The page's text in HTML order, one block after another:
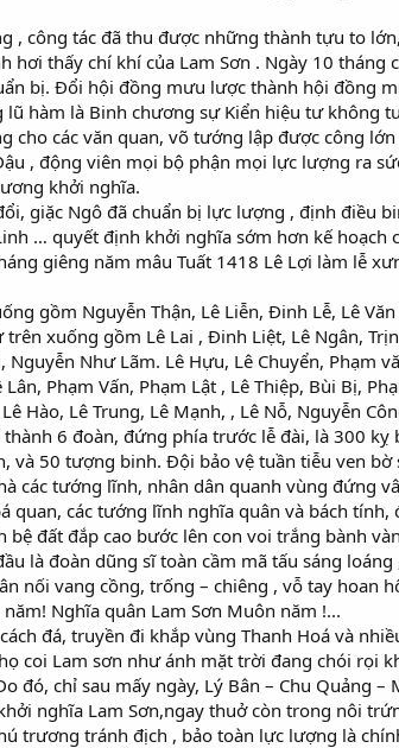
, công tác đã thu được những thành tựu to
hơi thấy chí khí của Lam Sơn . Ngày 10
bị. Đổi hội đồng mưu lược thành hội đồng
hàm là Binh chương sự Kiển hiệu tư không
cho các văn quan, võ tướng lập được công
, động viên mọi bộ phận mọi lực lượng ra
khởi nghĩa.
giặc Ngô đã chuẩn bị lực lượng , định điều
… quyết định khởi nghĩa sớm hơn kế hoạch
giêng năm mâu Tuất 1418 Lê Lợi làm lễ
gồm Nguyễn Thận, Lê Liễn, Đinh Lễ, Lê
xuống gồm Lê Lai , Đinh Liệt, Lê Ngân,
Nguyễn Như Lãm. Lê Hựu, Lê Chuyển, Phạm
Lân, Phạm Vấn, Phạm Lật , Lê Thiệp, Bùi Bị,
Hào, Lê Trung, Lê Mạnh, , Lê Nỗ, Nguyễn
thành 6 đoàn, đứng phía trước lễ đài, là 300
và 50 tượng binh. Đội bảo vệ tuần tiễu ven
các tướng lĩnh, nhân dân quanh vùng đứng
quan, các tướng lĩnh nghĩa quân và bách
đất đắp cao bước lên con voi trắng bành
là đoàn dũng sĩ toàn cầm mã tấu sáng
nối vang cồng, trống – chiêng , vỗ tay
Nghĩa quân Lam Sơn Muôn năm !...
đá, truyền đi khắp vùng Thanh Hoá và
coi Lam sơn như ánh mặt trời đang chói rọi
đó, chỉ sau mấy ngày, Lý Bân – Chu Quảng
nghĩa Lam Sơn,ngay thuở còn trong nôi
trương tránh địch , bảo toàn lực lượng là